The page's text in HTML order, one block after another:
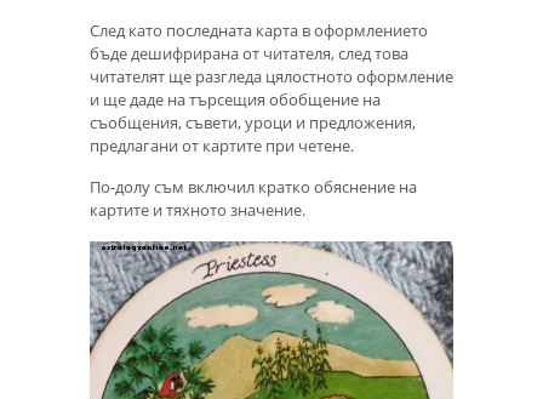
След като последната карта в оформлението
бъде дешифрирана от читателя, след това
читателят ще разгледа цялостното оформление
и ще даде на търсещия обобщение на
съобщения, съвети, уроци и предложения,
предлагани от картите при четене.
По-долу съм включил кратко обяснение на
картите и тяхното значение.